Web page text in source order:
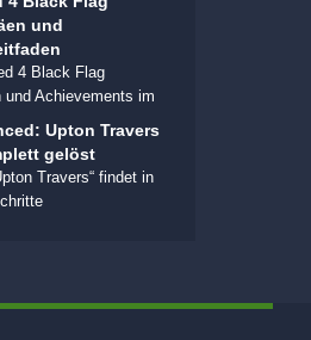
und
4 Black Flag
und Achievements im
Upton Travers
gelöst
Travers“ findet in